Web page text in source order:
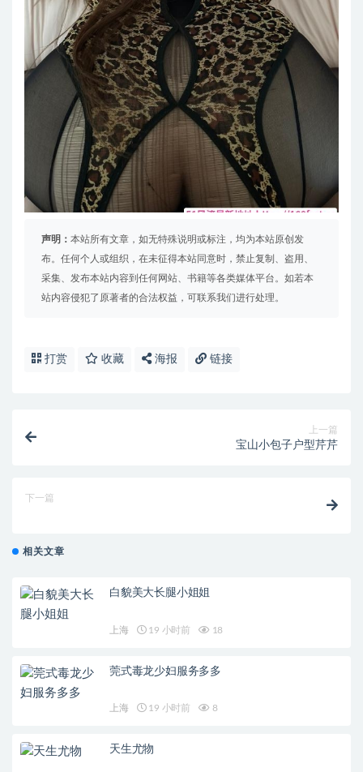
声明： 本站所有文章，如无特殊说明或标注，均为本站原创发
布。任何个人或组织，在未征得本站同意时，禁止复制、盗用、
采集、发布本站内容到任何网站、书籍等各类媒体平台。如若本
站内容侵犯了原著者的合法权益，可联系我们进行处理。
打赏 收藏 海报 链接
上一篇
宝山小包子户型芹芹
下一篇
相关文章
白貌美大长腿小姐姐
上海 19 小时前 18
莞式毒龙少妇服务多多
上海 19 小时前 8
天生尤物